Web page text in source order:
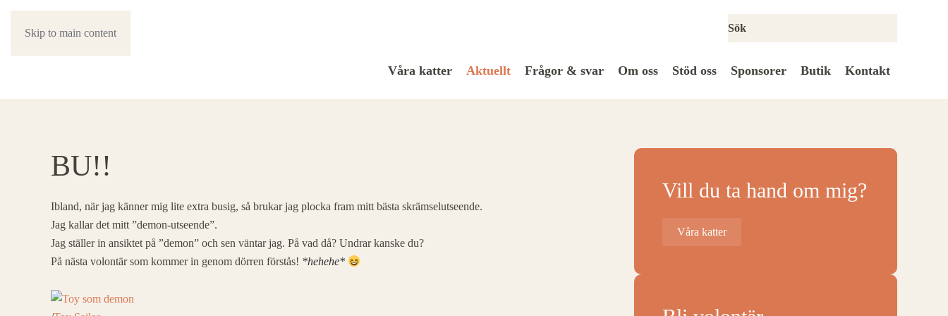
Skip to main content
Våra katter Aktuellt Frågor & svar Om oss Stöd oss Sponsorer Butik Kontakt
BU!!
Ibland, när jag känner mig lite extra busig, så brukar jag plocka fram mitt bästa skrämselutseende.
Jag kallar det mitt ”demon-utseende”.
Jag ställer in ansiktet på ”demon” och sen väntar jag. På vad då? Undrar kanske du?
På nästa volontär som kommer in genom dörren förstås! *hehehe*
Vill du ta hand om mig?
Våra katter